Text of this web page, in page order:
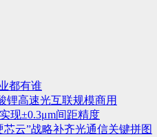
都有谁
锂高速光互联规模商用
现±0.3μm间距精度
云”战略补齐光通信关键拼图